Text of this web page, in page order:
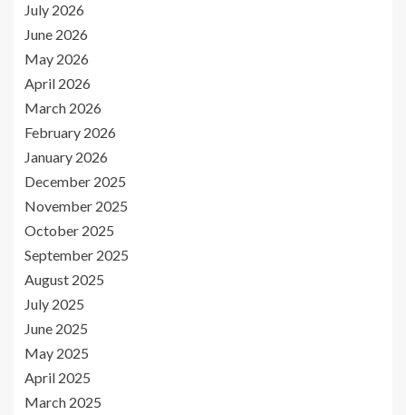
July 2026
June 2026
May 2026
April 2026
March 2026
February 2026
January 2026
December 2025
November 2025
October 2025
September 2025
August 2025
July 2025
June 2025
May 2025
April 2025
March 2025